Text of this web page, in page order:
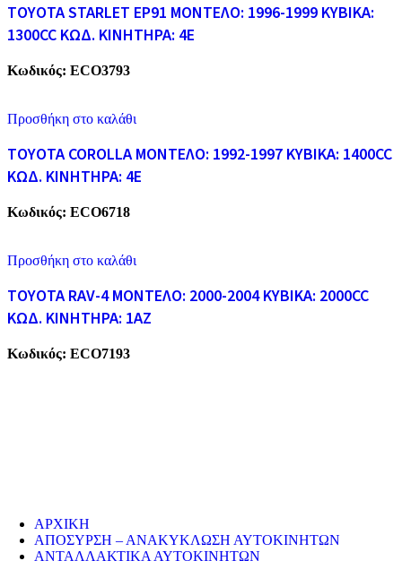
TOYOTA STARLET EP91 ΜΟΝΤΕΛΟ: 1996-1999 ΚΥΒΙΚΑ:
1300CC ΚΩΔ. ΚΙΝΗΤΗΡΑ: 4E
Κωδικός: ECO3793
Προσθήκη στο καλάθι
TOYOTA COROLLA ΜΟΝΤΕΛΟ: 1992-1997 KYBIKA: 1400CC
ΚΩΔ. ΚΙΝΗΤΗΡΑ: 4E
Κωδικός: ECO6718
Προσθήκη στο καλάθι
TOYOTA RAV-4 ΜΟΝΤΕΛΟ: 2000-2004 KYBIKA: 2000CC
ΚΩΔ. ΚΙΝΗΤΗΡΑ: 1AZ
Κωδικός: ECO7193
ΑΡΧΙΚΗ
ΑΠΟΣΥΡΣΗ – ΑΝΑΚΥΚΛΩΣΗ ΑΥΤΟΚΙΝΗΤΩΝ
ΑΝΤΑΛΛΑΚΤΙΚΑ ΑΥΤΟΚΙΝΗΤΩΝ